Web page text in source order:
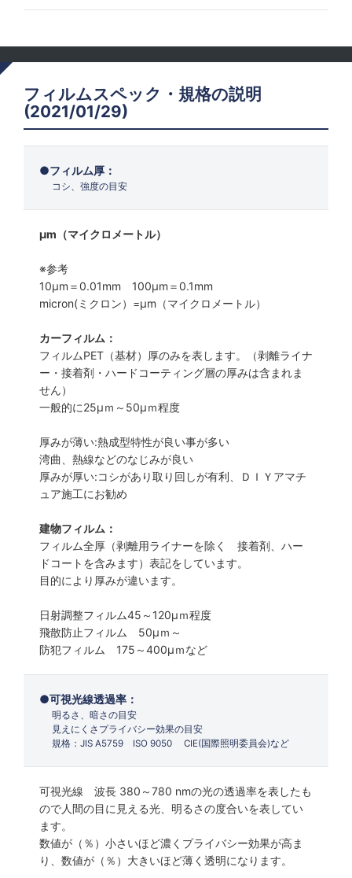
フィルムスペック・規格の説明
(2021/01/29)
フィルム厚：
コシ、強度の目安
μm（マイクロメートル）
※参考
10μm＝0.01mm 100μm＝0.1mm
micron(ミクロン）=µm（マイクロメートル）
カーフィルム：
フィルムPET（基材）厚のみを表します。（剥離ライナ
ー・接着剤・ハードコーティング層の厚みは含まれま
せん）
一般的に25µｍ～50µｍ程度
厚みが薄い:熱成型特性が良い事が多い
湾曲、熱線などのなじみが良い
厚みが厚い:コシがあり取り回しが有利、ＤＩＹアマチ
ュア施工にお勧め
建物フィルム：
フィルム全厚（剥離用ライナーを除く 接着剤、ハー
ドコートを含みます）表記をしています。
目的により厚みが違います。
日射調整フィルム45～120µｍ程度
飛散防止フィルム 50µｍ～
防犯フィルム 175～400µｍなど
可視光線透過率：
明るさ、暗さの目安
見えにくさプライバシー効果の目安
規格：JIS A5759 ISO 9050 CIE(国際照明委員会)など
可視光線 波長 380～780 nmの光の透過率を表したも
ので人間の目に見える光、明るさの度合いを表してい
ます。
数値が（％）小さいほど濃くプライバシー効果が高ま
り、数値が（％）大きいほど薄く透明になります。